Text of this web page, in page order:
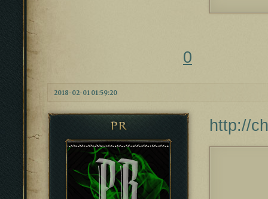
0
2018-02-01 01:59:20
PR http://